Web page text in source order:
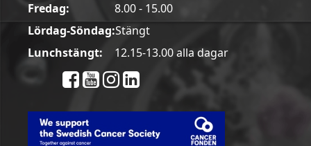
Fredag:
8.00 - 15.00
Lördag-Söndag:Stängt
Lunchstängt:
12.15-13.00 alla dagar